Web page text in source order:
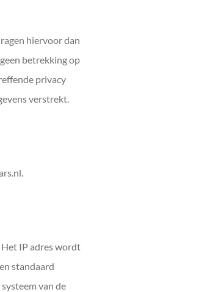
hiervoor dan
betrekking op
privacy
verstrekt.
IP adres wordt
standaard
van de